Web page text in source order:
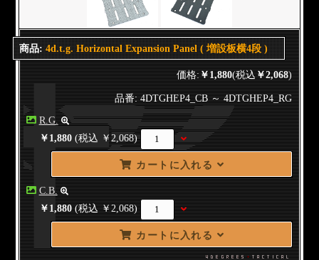
商品:4d.t.g. Horizontal Expansion Panel ( 増設板横4段 )
価格:￥1,880(税込￥2,068)
品番: 4DTGHEP4_CB ～ 4DTGHEP4_RG
R.G.
￥1,880(税込 ￥2,068)
カートに入れる
C.B.
￥1,880(税込 ￥2,068)
カートに入れる